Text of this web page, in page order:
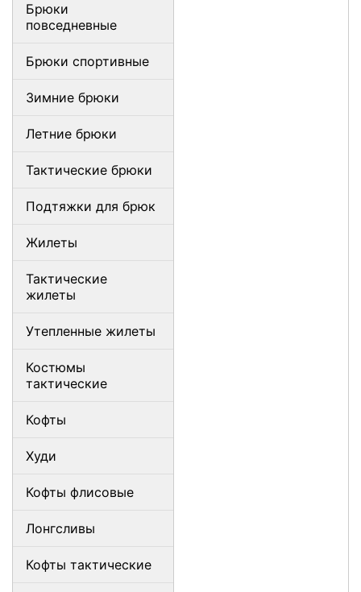
Брюки
повседневные
Брюки спортивные
Зимние брюки
Летние брюки
Тактические брюки
Подтяжки для брюк
Жилеты
Тактические
жилеты
Утепленные жилеты
Костюмы
тактические
Кофты
Худи
Кофты флисовые
Лонгсливы
Кофты тактические